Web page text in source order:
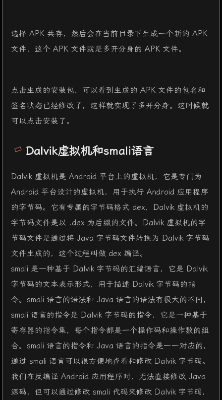
选择 APK 共存，然后会在当前目录下生成一个新的 APK
文件，这个 APK 文件就是多开分身的 APK 文件。
点击生成的安装包，可以看到生成的 APK 文件的包名和
签名状态已经修改了，这样就实现了多开分身。这时候就
可以点击安装了。
Dalvik虚拟机和smali语言
Dalvik 虚拟机是 Android 平台上的虚拟机，它是专门为
Android 平台设计的虚拟机，用于执行 Android 应用程序
的字节码。它有专属的字节码格式 dex，Dalvik 虚拟机的
字节码文件是以 .dex 为后缀的文件。Dalvik 虚拟机的字
节码文件是通过将 Java 字节码文件转换为 Dalvik 字节码
文件生成的，这个过程叫做 dex 编译。
smali 是一种基于 Dalvik 字节码的汇编语言，它是 Dalvik
字节码的文本表示形式，用于描述 Dalvik 字节码的指
令。smali 语言的语法和 Java 语言的语法有很大的不同，
smali 语言的指令是 Dalvik 字节码的指令，它是一种基于
寄存器的指令集，每个指令都是一个操作码和操作数的组
合。smali 语言的指令和 Java 语言的指令是一一对应的，
通过 smali 语言可以很方便地查看和修改 Dalvik 字节码。
我们在反编译 Android 应用程序时，无法直接修改 Java
源码，但可以通过修改 smali 代码来修改 Dalvik 字节码，